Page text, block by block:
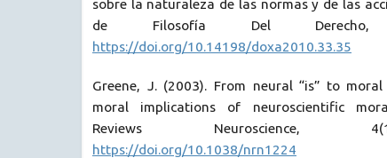
sobre la naturaleza de las normas y de las
de Filosofía Del
https://doi.org/10.14198/doxa2010.33.35
Greene, J. (2003). From neural “is” to
moral implications of neuroscientific
Reviews Neuroscience,
https://doi.org/10.1038/nrn1224